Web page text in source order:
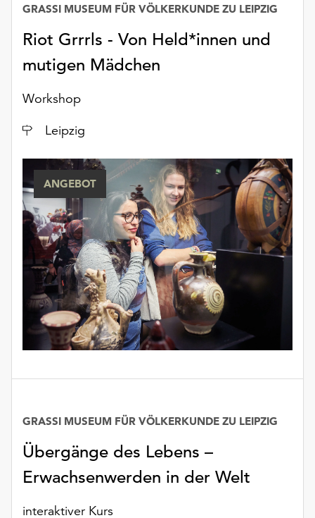
Riot Grrrls - Von Held*innen und
mutigen Mädchen
GRASSI MUSEUM FÜR VÖLKERKUNDE ZU LEIPZIG
Workshop
Ort
Leipzig
ANGEBOT
Übergänge des Lebens –
Erwachsenwerden in der Welt
GRASSI MUSEUM FÜR VÖLKERKUNDE ZU LEIPZIG
interaktiver Kurs